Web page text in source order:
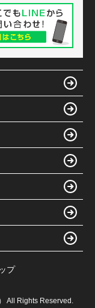
プ
All Rights Reserved.